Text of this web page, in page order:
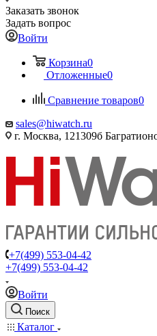
Заказать звонок
Задать вопрос
Войти
Корзина0
Отложенные0
Сравнение товаров0
sales@hiwatch.ru
г. Москва, 121309б
+7(499) 553-04-42
+7(499) 553-04-42
Войти
Поиск
Каталог